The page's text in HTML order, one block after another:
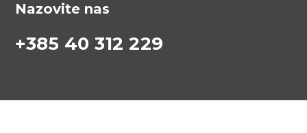
Nazovite nas
+385 40 312 229